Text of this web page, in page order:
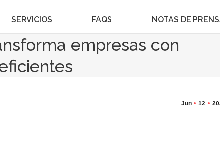
SERVICIOS FAQS NOTAS DE
empresas con
Jun 12